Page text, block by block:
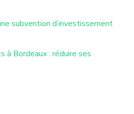
subvention d’investissement
à Bordeaux : réduire ses